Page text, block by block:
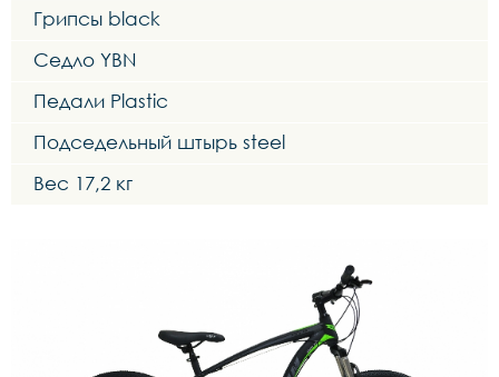
Грипсы black
Седло YBN
Педали Plastic
Подседельный штырь steel
Вес 17,2 кг